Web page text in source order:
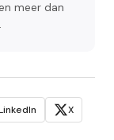
meer dan
X